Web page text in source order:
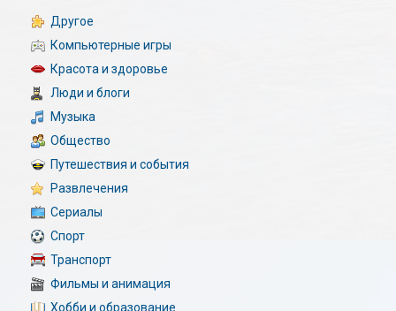
Другое
Компьютерные игры
Красота и здоровье
Люди и блоги
Музыка
Общество
Путешествия и события
Развлечения
Сериалы
Спорт
Транспорт
Фильмы и анимация
Хобби и образование